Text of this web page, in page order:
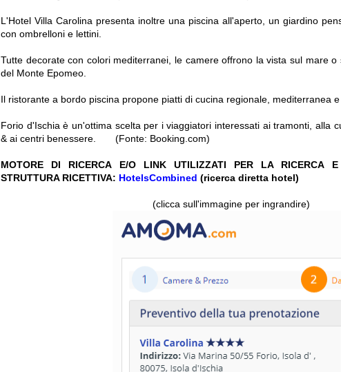
L'Hotel Villa Carolina presenta inoltre una piscina all'aperto, un giardino
con ombrelloni e lettini.
Tutte decorate con colori mediterranei, le camere offrono la vista sul mare
del Monte Epomeo.
Il ristorante a bordo piscina propone piatti di cucina regionale, mediterranea e
Forio d'Ischia è un'ottima scelta per i viaggiatori interessati ai tramonti, alla
& ai centri benessere. (Fonte: Booking.com)
MOTORE DI RICERCA E/O LINK UTILIZZATI PER LA RICERCA E
STRUTTURA RICETTIVA: HotelsCombined (ricerca diretta hotel)
(clicca sull'immagine per ingrandire)